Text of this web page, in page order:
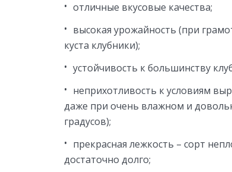
отличные вкусовые качества;
высокая урожайность (при
куста клубники);
устойчивость к большинству
неприхотливость к условиям
даже при очень влажном и
градусов);
прекрасная лежкость – сорт
достаточно долго;